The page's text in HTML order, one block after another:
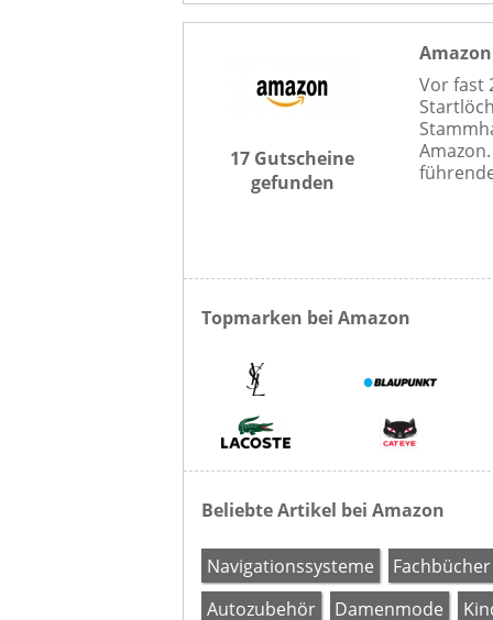
17 Gutscheine
gefunden
Amazon
Vor fast
Topmarken bei Amazon
Beliebte Artikel bei Amazon
Navigationssysteme
Fachbücher
Autozubehör
Damenmode